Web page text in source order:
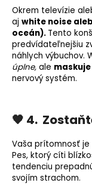
Okrem televízie
aj white noise
oceán). Tento
predvídateľnejšiu
náhlych výbuchov.
úplne, ale
nervový systém.
🧡 4.
Vaša prítomnosť je
Pes, ktorý cíti
tendenciu
svojím strachom.